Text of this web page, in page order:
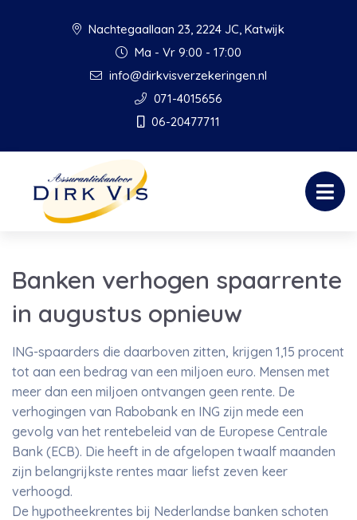
Nachtegaallaan 23, 2224 JC, Katwijk
Ma - Vr 9:00 - 17:00
info@dirkvisverzekeringen.nl
071-4015656
06-20477711
Banken verhogen spaarrente
in augustus opnieuw
ING-spaarders die daarboven zitten, krijgen 1,15 procent
tot aan een bedrag van een miljoen euro. Mensen met
meer dan een miljoen ontvangen geen rente. De
verhogingen van Rabobank en ING zijn mede een
gevolg van het rentebeleid van de Europese Centrale
Bank (ECB). Die heeft in de afgelopen twaalf maanden
zijn belangrijkste rentes maar liefst zeven keer
verhoogd.
De hypotheekrentes bij Nederlandse banken schoten